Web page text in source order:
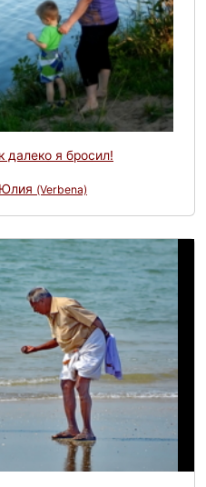
далеко я бросил!
Юлия (Verbena)